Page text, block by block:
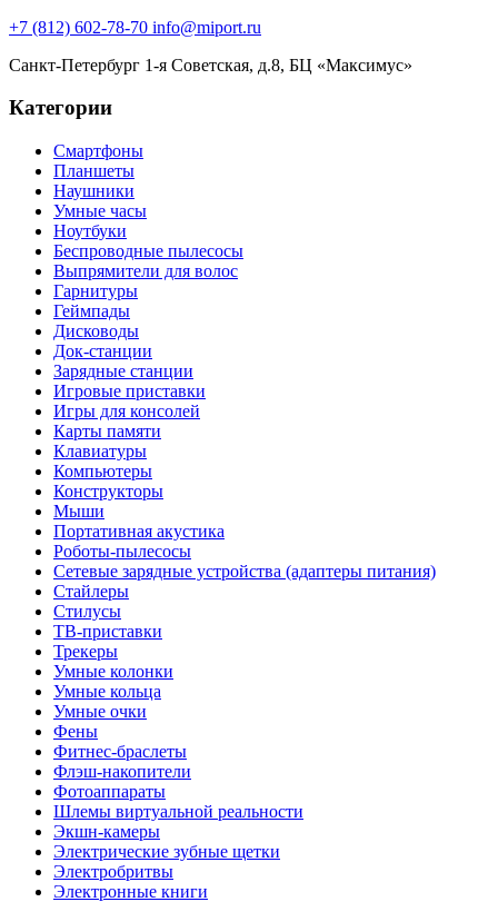
+7 (812) 602-78-70 info@miport.ru
Санкт-Петербург 1-я Советская, д.8, БЦ «Максимус»
Категории
Смартфоны
Планшеты
Наушники
Умные часы
Ноутбуки
Беспроводные пылесосы
Выпрямители для волос
Гарнитуры
Геймпады
Дисководы
Док-станции
Зарядные станции
Игровые приставки
Игры для консолей
Карты памяти
Клавиатуры
Компьютеры
Конструкторы
Мыши
Портативная акустика
Роботы-пылесосы
Сетевые зарядные устройства (адаптеры питания)
Стайлеры
Стилусы
ТВ-приставки
Трекеры
Умные колонки
Умные кольца
Умные очки
Фены
Фитнес-браслеты
Флэш-накопители
Фотоаппараты
Шлемы виртуальной реальности
Экшн-камеры
Электрические зубные щетки
Электробритвы
Электронные книги